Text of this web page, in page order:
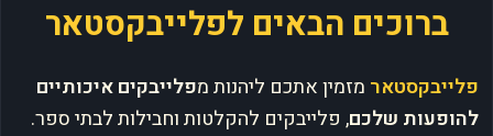
ברוכים הבאים לפלייבקסטאר
פלייבקסטאר מזמין אתכם ליהנות מפלייבקים איכותיים
להופעות שלכם, פלייבקים להקלטות וחבילות לבתי ספר.